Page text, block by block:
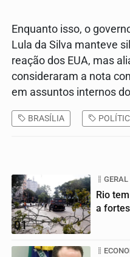
Enquanto isso, o
Lula da Silva manteve
reação dos EUA, mas
consideraram a nota
em assuntos internos
BRASÍLIA
01
GERAL
Rio
a